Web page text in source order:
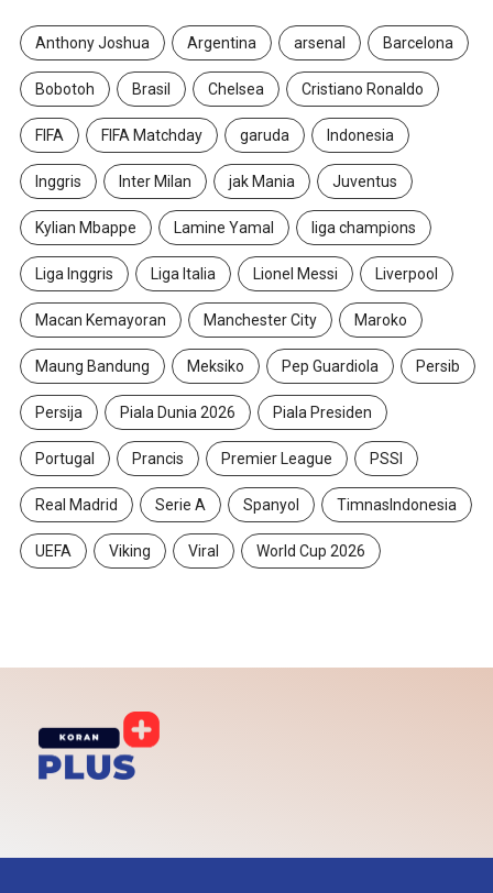
Anthony Joshua Argentina arsenal Barcelona
Bobotoh Brasil Chelsea Cristiano Ronaldo
FIFA FIFA Matchday garuda Indonesia
Inggris Inter Milan jak Mania Juventus
Kylian Mbappe Lamine Yamal liga champions
Liga Inggris Liga Italia Lionel Messi Liverpool
Macan Kemayoran Manchester City Maroko
Maung Bandung Meksiko Pep Guardiola Persib
Persija Piala Dunia 2026 Piala Presiden
Portugal Prancis Premier League PSSI
Real Madrid Serie A Spanyol TimnasIndonesia
UEFA Viking Viral World Cup 2026